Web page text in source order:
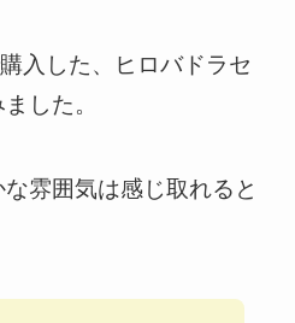
入した、ヒロバドラセ
した。
雰囲気は感じ取れると